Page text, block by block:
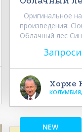
Оригинальное
произведения:
Облачный лес
Хорхе
NEW